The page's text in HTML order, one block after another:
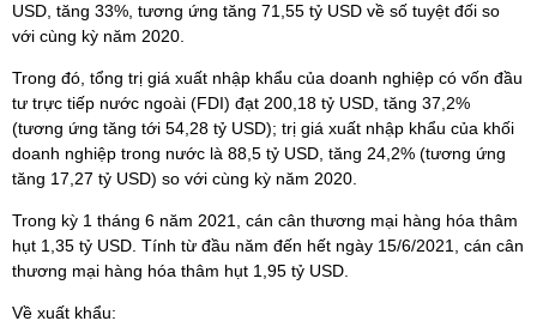
USD, tăng 33%, tương ứng tăng 71,55 tỷ USD về số tuyệt đối so
với cùng kỳ năm 2020.
Trong đó, tổng trị giá xuất nhập khẩu của doanh ngh​iệp có vốn đầu
tư trực tiếp nước ngoài (FDI) đạt 200,18 tỷ USD, tăng 37,2%
(tương ứng tăng tới 54,28 tỷ USD); trị giá xuất nhập khẩu của khối
doanh nghiệp trong nước là 88,5 tỷ USD, tăng 24,2% (tương ứng
tăng 17,27 tỷ USD) so với cùng kỳ năm 2020.
Trong kỳ 1 tháng 6 năm 2021, cán cân thương mại hàng hóa thâm
hụt 1,35 tỷ USD. Tính từ đầu năm đến hết ngày 15/6/2021, cán cân
thương mại hàng hóa thâm hụt 1,95 tỷ USD.
Về xuất khẩu: